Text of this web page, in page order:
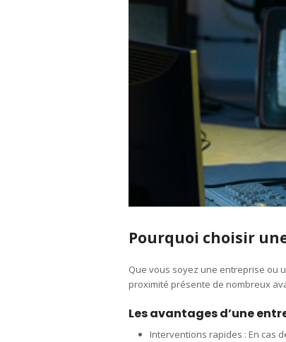
Pourquoi choisir
Que vous soyez une entreprise ou
proximité présente de nombreux
Les avantages d’une
Interventions rapides : En cas